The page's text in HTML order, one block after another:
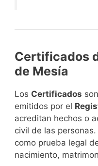
Certificados
de Mesía
Los Certificados
emitidos por el
acreditan hechos o
civil de las
como prueba legal
nacimiento,